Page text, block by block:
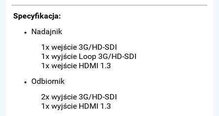
Specyfikacja:
Nadajnik
1x wejście 3G/HD-SDI
1x wyjście Loop 3G/HD-SDI
1x wejście HDMI 1.3
Odbiornik
2x wyjście 3G/HD-SDI
1x wyjście HDMI 1.3